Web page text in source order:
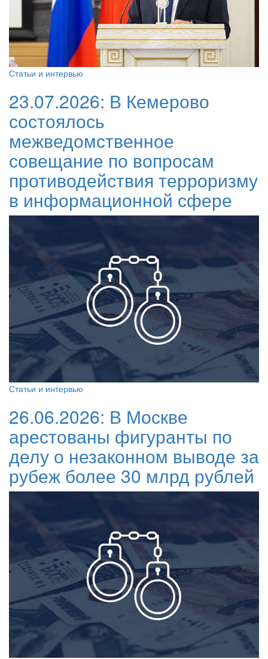
Статьи и интервью
23.07.2026: В Кемерово
состоялось
межведомственное
совещание по вопросам
противодействия терроризму
в информационной сфере
Статьи и интервью
26.06.2026: В Москве
арестованы фигуранты по
делу о незаконном выводе за
рубеж более 30 млрд рублей